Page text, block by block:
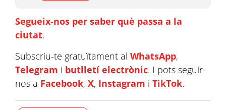
Segueix-nos per saber què passa a la
ciutat.
Subscriu-te gratuïtament al WhatsApp,
Telegram i butlletí electrònic. I pots seguir-
nos a Facebook, X, Instagram i TikTok.